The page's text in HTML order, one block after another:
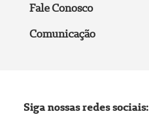
Fale Conosco
Comunicação
Siga nossas redes sociais: